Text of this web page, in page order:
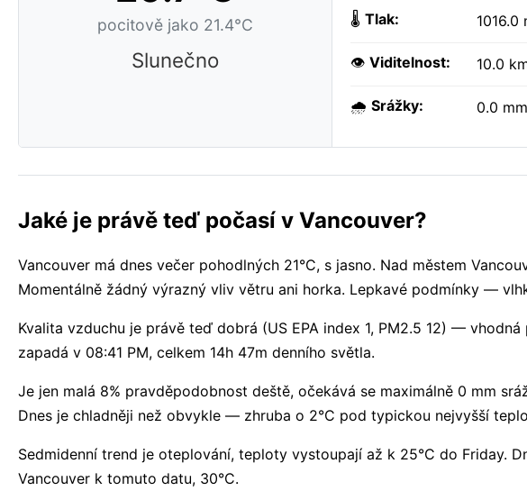
pocitově jako 21.4°C
Slunečno
🌡️ Tlak: 1016.0
👁️ Viditelnost: 10.0
🌧️ Srážky: 0.0 mm
Jaké je právě teď počasí v Vancouver?
Vancouver má dnes večer pohodlných 21°C, s jasno. Nad městem
Momentálně žádný výrazný vliv větru ani horka. Lepkavé podmínky —
Kvalita vzduchu je právě teď dobrá (US EPA index 1, PM2.5 12) —
zapadá v 08:41 PM, celkem 14h 47m denního světla.
Je jen malá 8% pravděpodobnost deště, očekává se maximálně 0 mm
Dnes je chladněji než obvykle — zhruba o 2°C pod typickou nejvyšší
Sedmidenní trend je oteplování, teploty vystoupají až k 25°C do Friday.
Vancouver k tomuto datu, 30°C.